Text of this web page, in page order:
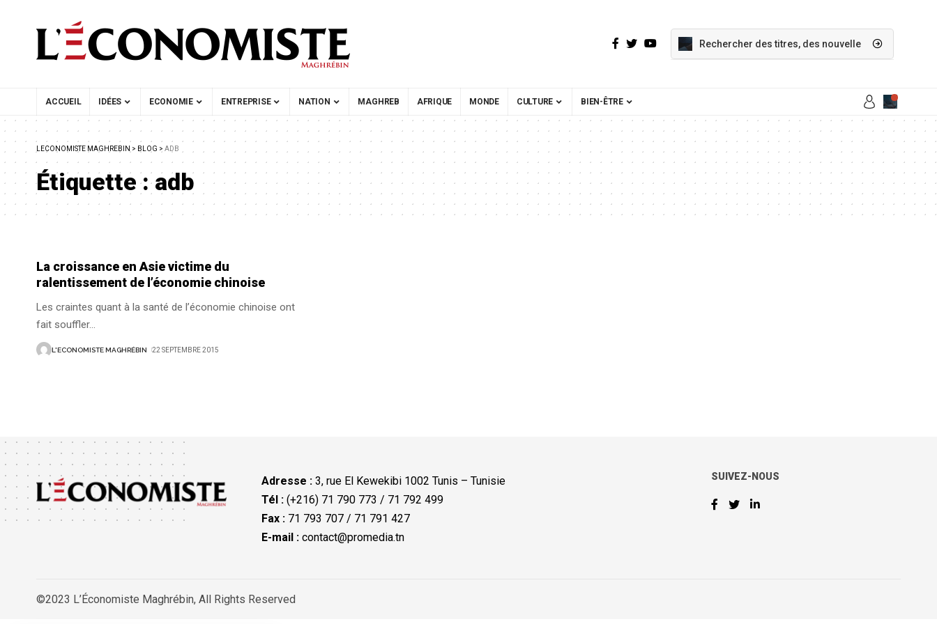
ACCUEIL IDÉES ECONOMIE ENTREPRISE NATION MAGHREB AFRIQUE MONDE CULTURE BIEN-ÊTRE
LECONOMISTE MAGHREBIN > BLOG > ADB
Étiquette :adb
La croissance en Asie victime du
ralentissement de l’économie chinoise
Les craintes quant à la santé de l’économie chinoise ont
fait souffler…
L'ECONOMISTE MAGHRÉBIN 22 SEPTEMBRE 2015
Adresse : 3, rue El Kewekibi 1002 Tunis – Tunisie
Tél :(+216) 71 790 773 / 71 792 499
Fax :71 793 707 / 71 791 427
E-mail : contact@promedia.tn
SUIVEZ-NOUS
©2023 L’Économiste Maghrébin, All Rights Reserved